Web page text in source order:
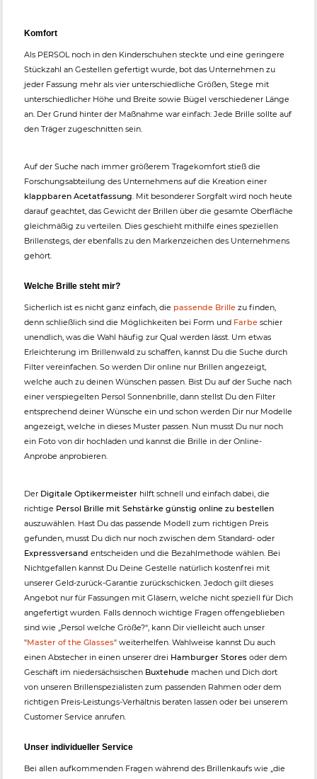
Komfort
Als PERSOL noch in den Kinderschuhen steckte und eine geringere
Stückzahl an Gestellen gefertigt wurde, bot das Unternehmen zu
jeder Fassung mehr als vier unterschiedliche Größen, Stege mit
unterschiedlicher Höhe und Breite sowie Bügel verschiedener Länge
an. Der Grund hinter der Maßnahme war einfach: Jede Brille sollte auf
den Träger zugeschnitten sein.
Auf der Suche nach immer größerem Tragekomfort stieß die
Forschungsabteilung des Unternehmens auf die Kreation einer
klappbaren Acetatfassung. Mit besonderer Sorgfalt wird noch heute
darauf geachtet, das Gewicht der Brillen über die gesamte Oberfläche
gleichmäßig zu verteilen. Dies geschieht mithilfe eines speziellen
Brillenstegs, der ebenfalls zu den Markenzeichen des Unternehmens
gehört.
Welche Brille steht mir?
Sicherlich ist es nicht ganz einfach, die passende Brille zu finden,
denn schließlich sind die Möglichkeiten bei Form und Farbe schier
unendlich, was die Wahl häufig zur Qual werden lässt. Um etwas
Erleichterung im Brillenwald zu schaffen, kannst Du die Suche durch
Filter vereinfachen. So werden Dir online nur Brillen angezeigt,
welche auch zu deinen Wünschen passen. Bist Du auf der Suche nach
einer verspiegelten Persol Sonnenbrille, dann stellst Du den Filter
entsprechend deiner Wünsche ein und schon werden Dir nur Modelle
angezeigt, welche in dieses Muster passen. Nun musst Du nur noch
ein Foto von dir hochladen und kannst die Brille in der Online-
Anprobe anprobieren.
Der Digitale Optikermeister hilft schnell und einfach dabei, die
richtige Persol Brille mit Sehstärke günstig online zu bestellen
auszuwählen. Hast Du das passende Modell zum richtigen Preis
gefunden, musst Du dich nur noch zwischen dem Standard- oder
Expressversand entscheiden und die Bezahlmethode wählen. Bei
Nichtgefallen kannst Du Deine Gestelle natürlich kostenfrei mit
unserer Geld-zurück-Garantie zurückschicken. Jedoch gilt dieses
Angebot nur für Fassungen mit Gläsern, welche nicht speziell für Dich
angefertigt wurden. Falls dennoch wichtige Fragen offengeblieben
sind wie „Persol welche Größe?“, kann Dir vielleicht auch unser
"Master of the Glasses" weiterhelfen. Wahlweise kannst Du auch
einen Abstecher in einen unserer drei Hamburger Stores oder dem
Geschäft im niedersächsischen Buxtehude machen und Dich dort
von unseren Brillenspezialisten zum passenden Rahmen oder dem
richtigen Preis-Leistungs-Verhältnis beraten lassen oder bei unserem
Customer Service anrufen.
Unser individueller Service
Bei allen aufkommenden Fragen während des Brillenkaufs wie „die